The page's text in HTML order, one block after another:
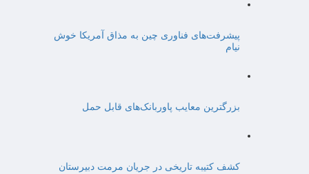
پیشرفت‌های فناوری چین به مذاق آمریکا خوش
نیام
بزرگترین معایب پاوربانک‌های قابل حمل
کشف کتیبه تاریخی در جریان مرمت دبیرستان